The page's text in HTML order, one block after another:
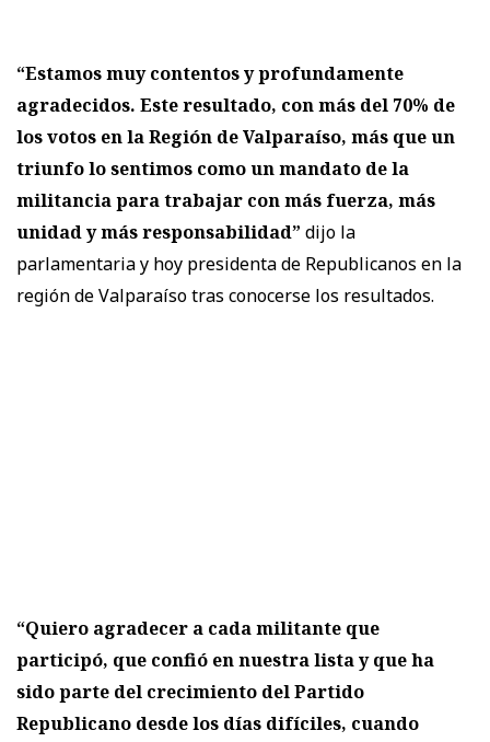
“Estamos muy contentos y profundamente
agradecidos. Este resultado, con más del 70% de
los votos en la Región de Valparaíso, más que un
triunfo lo sentimos como un mandato de la
militancia para trabajar con más fuerza, más
unidad y más responsabilidad” dijo la
parlamentaria y hoy presidenta de Republicanos en la
región de Valparaíso tras conocerse los resultados.
“Quiero agradecer a cada militante que
participó, que confió en nuestra lista y que ha
sido parte del crecimiento del Partido
Republicano desde los días difíciles, cuando